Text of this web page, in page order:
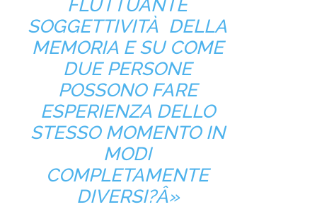
FLUTTUANTE
SOGGETTIVITÀ DELLA
MEMORIA E SU COME
DUE PERSONE
POSSONO FARE
ESPERIENZA DELLO
STESSO MOMENTO IN
MODI
COMPLETAMENTE
DIVERSI?Â»